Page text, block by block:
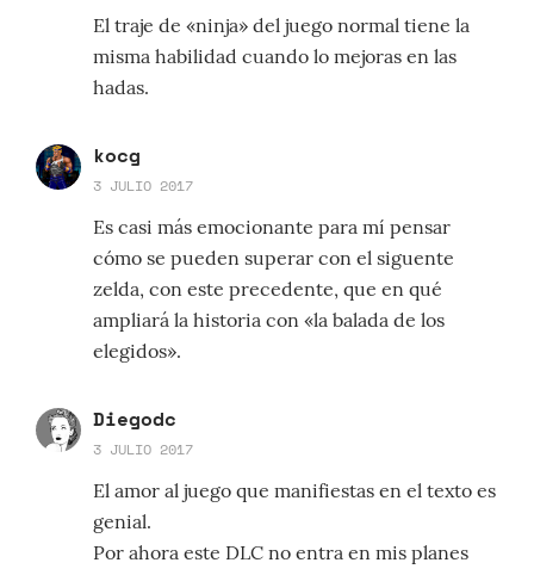
El traje de «ninja» del juego normal tiene la
misma habilidad cuando lo mejoras en las
hadas.
kocg
3 JULIO 2017
Es casi más emocionante para mí pensar
cómo se pueden superar con el siguente
zelda, con este precedente, que en qué
ampliará la historia con «la balada de los
elegidos».
Diegodc
3 JULIO 2017
El amor al juego que manifiestas en el texto es
genial.
Por ahora este DLC no entra en mis planes